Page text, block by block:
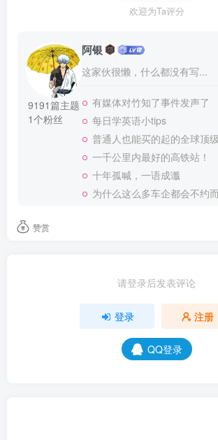
欢迎为Ta评分
9191篇主题
1个粉丝
阿银
这家伙很懒，什么都没有写...
有媒体对竹知了事件发声了
每日学英语小tips
普通人也能买的起的全球顶级用品之一：
一千公里内最好的高铁站！
十年孤喊，一语成谶
为什么这么多车企都会不约而同嘲讽那
赞赏
请登录后发表评论
登录 注册
QQ登录